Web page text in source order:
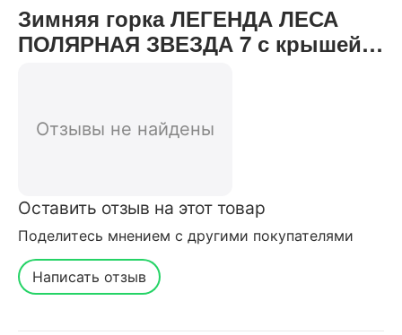
Зимняя горка ЛЕГЕНДА ЛЕСА
ПОЛЯРНАЯ ЗВЕЗДА 7 с крышей
магазина
Отзывы не найдены
Оставить отзыв на этот товар
Поделитесь мнением с другими покупателями
Написать отзыв